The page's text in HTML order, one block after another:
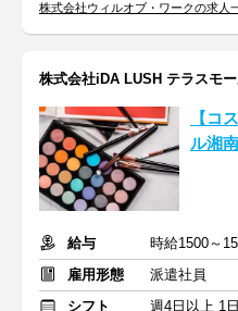
株式会社ウィルオブ・ワークの求人
株式会社iDA LUSH テラスモ
【コ
ル湘
給与
時給1500～
雇用形態
派遣社員
シフト
週4日以上 1